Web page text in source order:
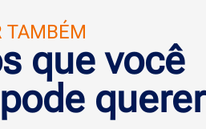
TAMBÉM
que você
querer